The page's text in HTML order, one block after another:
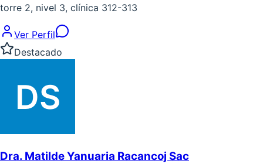
torre 2, nivel 3, clínica 312-313
Ver Perfil
Destacado
Dra. Matilde Yanuaria Racancoj Sac